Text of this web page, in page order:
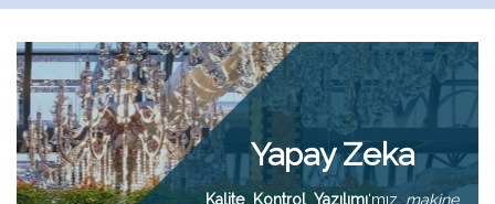
Yapay Zeka
Kalite Kontrol Yazılımı‘mız makine